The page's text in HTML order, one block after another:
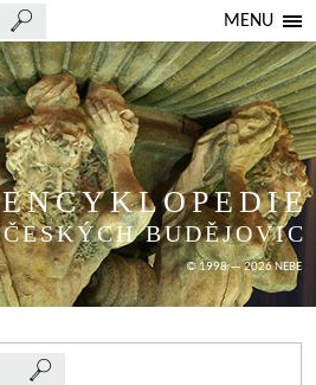
MENU
ENCYKLOPEDIE
ČESKÝCH BUDĚJOVIC
© 1998 — 2026 NEBE